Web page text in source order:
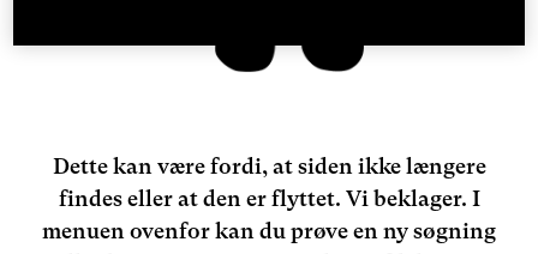
Dette kan være fordi, at siden ikke længere
findes eller at den er flyttet. Vi beklager. I
menuen ovenfor kan du prøve en ny søgning